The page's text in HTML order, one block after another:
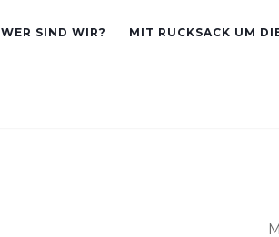
WER SIND WIR? MIT RUCKSACK UM